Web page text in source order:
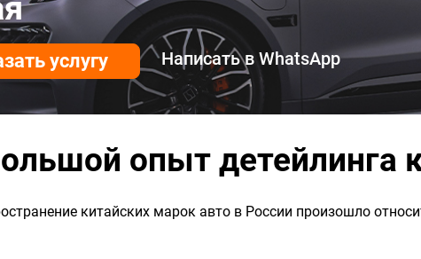
услугу Написать в WhatsApp
опыт детейлинга
китайских марок авто в России произошло